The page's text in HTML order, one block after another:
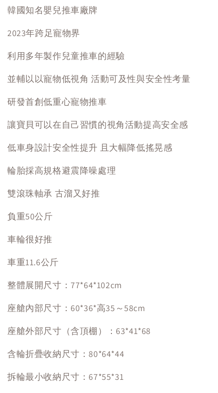
韓國知名嬰兒推車廠牌
2023年跨足寵物界
利用多年製作兒童推車的經驗
並輔以以寵物低視角 活動可及性與安全性考量
研發首創低重心寵物推車
讓寶貝可以在自己習慣的視角活動提高安全感
低車身設計安全性提升 且大幅降低搖晃感
輪胎採高規格避震降噪處理
雙滾珠軸承 古溜又好推
負重50公斤
車輪很好推
車重11.6公斤
整體展開尺寸：77*64*102cm
座艙內部尺寸：60*36*高35～58cm
座艙外部尺寸（含頂棚）：63*41*68
含輪折疊收納尺寸：80*64*44
拆輪最小收納尺寸：67*55*31